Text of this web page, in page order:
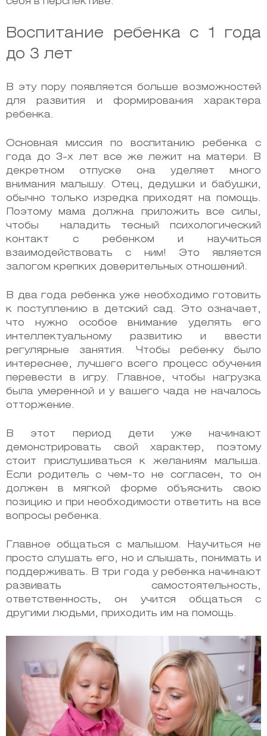
Воспитание ребенка с 1 года
до 3 лет
В эту пору появляется больше возможностей
для развития и формирования характера
ребенка.
Основная миссия по воспитанию ребенка с
года до 3-х лет все же лежит на матери. В
декретном отпуске она уделяет много
внимания малышу. Отец, дедушки и бабушки,
обычно только изредка приходят на помощь.
Поэтому мама должна приложить все силы,
чтобы наладить тесный психологический
контакт с ребенком и научиться
взаимодействовать с ним! Это является
залогом крепких доверительных отношений.
В два года ребенка уже необходимо готовить
к поступлению в детский сад. Это означает,
что нужно особое внимание уделять его
интеллектуальному развитию и ввести
регулярные занятия. Чтобы ребенку было
интереснее, лучшего всего процесс обучения
перевести в игру. Главное, чтобы нагрузка
была умеренной и у вашего чада не началось
отторжение.
В этот период дети уже начинают
демонстрировать свой характер, поэтому
стоит прислушиваться к желаниям малыша.
Если родитель с чем-то не согласен, то он
должен в мягкой форме объяснить свою
позицию и при необходимости ответить на все
вопросы ребенка.
Главное общаться с малышом. Научиться не
просто слушать его, но и слышать, понимать и
поддерживать. В три года у ребенка начинают
развивать самостоятельность,
ответственность, он учится общаться с
другими людьми, приходить им на помощь.